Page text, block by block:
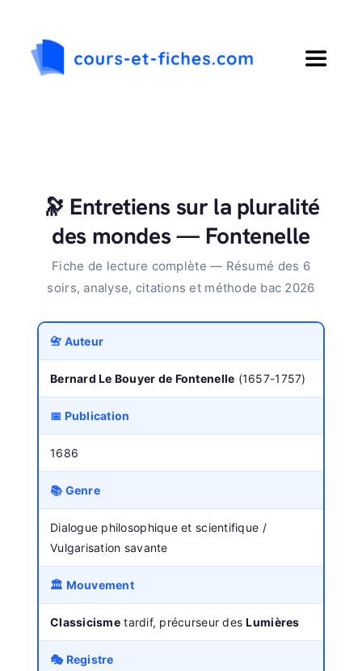
contenu
Toggle
Collège
Langues
🔭 Entretiens sur la pluralité
des mondes — Fontenelle
Fiche de lecture complète — Résumé des 6
soirs, analyse, citations et méthode bac 2026
📇 Auteur
Bernard Le Bouyer de Fontenelle (1657-1757)
📅 Publication
1686
📚 Genre
Dialogue philosophique et scientifique /
Vulgarisation savante
🏛️ Mouvement
Classicismetardif, précurseur desLumières
🎭 Registre